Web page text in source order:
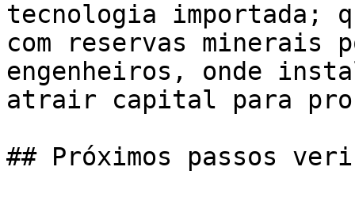
tecnologia importada;
com reservas minerais
engenheiros, onde
atrair capital para
## Próximos passos